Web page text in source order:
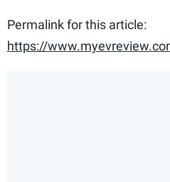
Permalink for this article:
https://